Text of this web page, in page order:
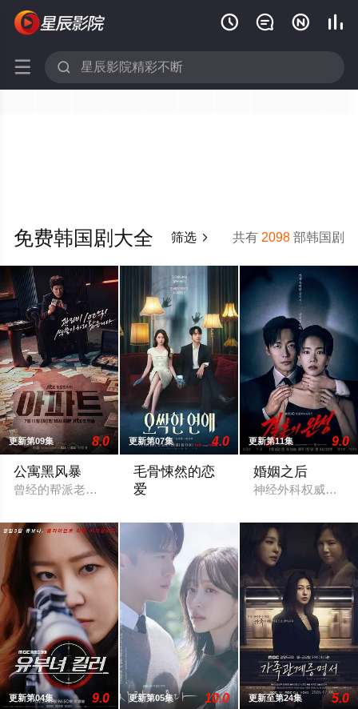
   
 
共有 2098 部韩国剧
免费韩国剧大全 筛选 
更新第09集 8.0
公寓黑风暴
曾经的帮派老大急需现金，于是和有志成为律师的同伴合作，
更新第07集 4.0
毛骨悚然的恋
爱
更新第11集 9.0
婚姻之后
神经外科权威姜泰
更新第04集 9.0 更新第05集 10.0 更新至第24集 5.0